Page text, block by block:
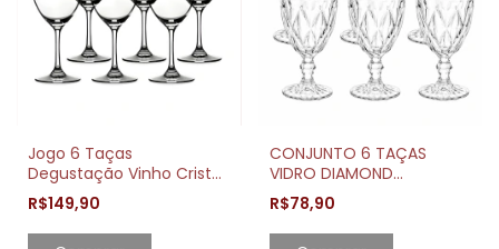
Jogo 6 Taças
Degustação Vinho Cristal
Ecológico 620ml Essence
R$149,90
CONJUNTO 6 TAÇAS
VIDRO DIAMOND
TRANSPARENTE 325ML
R$78,90